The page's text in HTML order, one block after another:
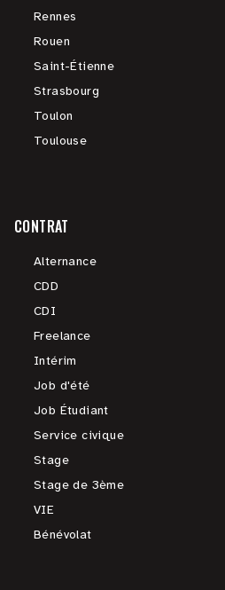
Rennes
Rouen
Saint-Étienne
Strasbourg
Toulon
Toulouse
CONTRAT
Alternance
CDD
CDI
Freelance
Intérim
Job d'été
Job Étudiant
Service civique
Stage
Stage de 3ème
VIE
Bénévolat